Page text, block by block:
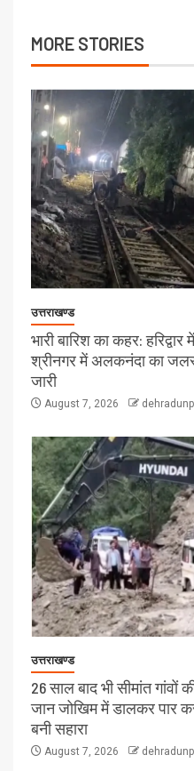
MORE STORIES
उत्तराखण्ड
भारी बारिश का कहर:
श्रीनगर में अलकनंदा का
जारी
August 7, 2026
उत्तराखण्ड
26 साल बाद भी सीमांत गांवों
जान जोखिम में डालकर पार
बनी सहारा
August 7, 2026